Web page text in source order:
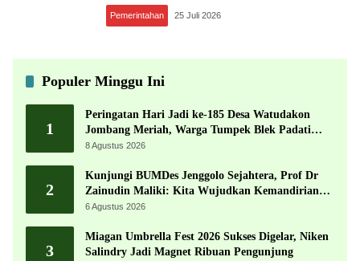
Pemerintahan 25 Juli 2026
Populer Minggu Ini
1
Peringatan Hari Jadi ke-185 Desa Watudakon
Jombang Meriah, Warga Tumpek Blek Padati
Karnaval Budaya
8 Agustus 2026
2
Kunjungi BUMDes Jenggolo Sejahtera, Prof Dr
Zainudin Maliki: Kita Wujudkan Kemandirian
Ekonomi dengan Potensi Desa
6 Agustus 2026
3
Miagan Umbrella Fest 2026 Sukses Digelar, Niken
Salindry Jadi Magnet Ribuan Pengunjung